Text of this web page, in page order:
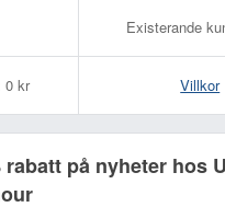
Existerande
0 kr Villkor
rabatt på nyheter hos